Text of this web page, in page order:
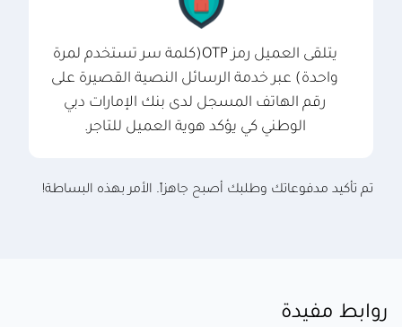
يتلقى العميل رمز OTP(كلمة سر تستخدم لمرة
واحدة) عبر خدمة الرسائل النصية القصيرة على
رقم الهاتف المسجل لدى بنك الإمارات دبي
الوطني كي يؤكد هوية العميل للتاجر.
تم تأكيد مدفوعاتك وطلبك أصبح جاهزاً. الأمر بهذه البساطة!
روابط مفيدة